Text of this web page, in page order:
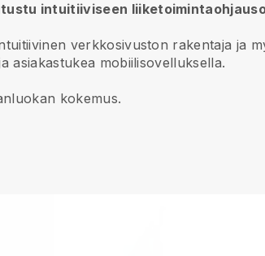
intuitiiviseen
verkkosivuston rakentaja ja
asiakastukea mobiilisovelluksella.
kokemus.